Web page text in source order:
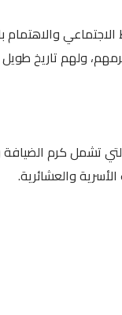
والاهتمام
ولهم تاريخ
تشمل كرم
والعشائرية.